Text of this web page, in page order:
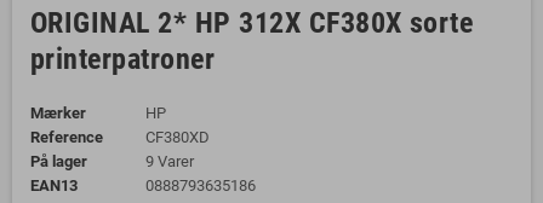
ORIGINAL 2* HP 312X CF380X sorte
printerpatroner
Mærker
HP
Reference
CF380XD
På lager
9 Varer
EAN13
0888793635186